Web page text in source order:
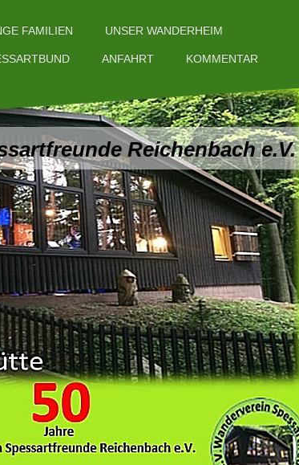
FAMILIEN UNSER WANDERHEIM
ANFAHRT KOMMENTAR
Reichenbach e.V.